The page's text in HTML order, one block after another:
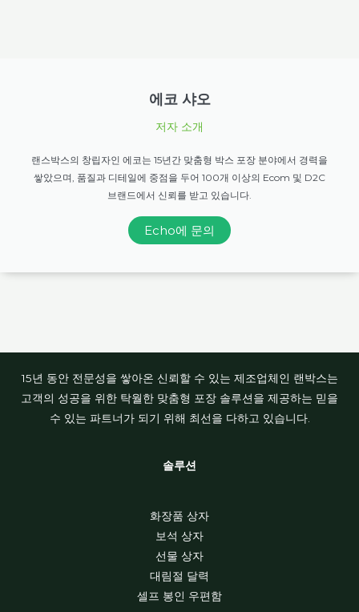
에코 샤오
저자 소개
랜스박스의 창립자인 에코는 15년간 맞춤형 박스 포장 분야에서 경력을
쌓았으며, 품질과 디테일에 중점을 두어 100개 이상의 Ecom 및 D2C
브랜드에서 신뢰를 받고 있습니다.
Echo에 문의
15년 동안 전문성을 쌓아온 신뢰할 수 있는 제조업체인 랜박스는
고객의 성공을 위한 탁월한 맞춤형 포장 솔루션을 제공하는 믿을
수 있는 파트너가 되기 위해 최선을 다하고 있습니다.
솔루션
화장품 상자
보석 상자
선물 상자
대림절 달력
셀프 봉인 우편함